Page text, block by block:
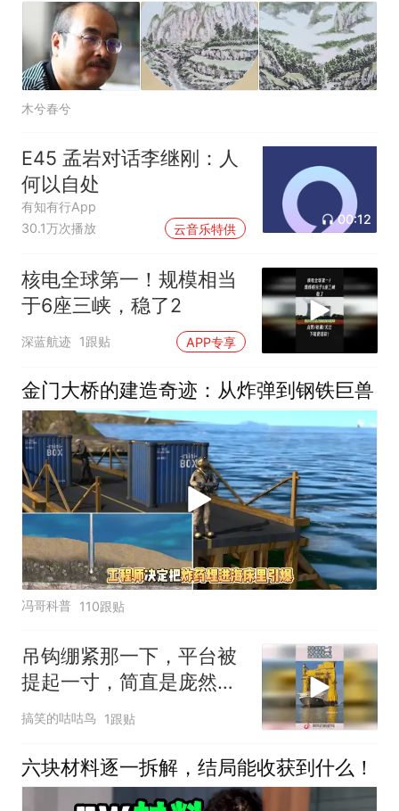
木兮春兮
E45 孟岩对话李继刚：人
何以自处
有知有行App
30.1万次播放
云音乐特供
00:12
核电全球第一！规模相当
于6座三峡，稳了2
深蓝航迹 1跟贴 APP专享
金门大桥的建造奇迹：从炸弹到钢铁巨兽
冯哥科普 110跟贴
吊钩绷紧那一下，平台被
提起一寸，简直是庞然大
物！
搞笑的咕咕鸟 1跟贴
六块材料逐一拆解，结局能收获到什么！